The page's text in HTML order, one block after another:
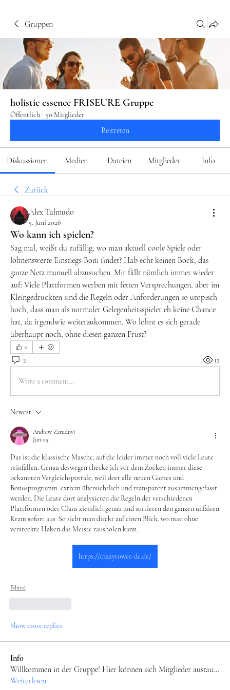
Gruppen
holistic essence FRISEURE Gruppe
Öffentlich · 50 Mitglieder
Beitreten
Diskussionen Medien Dateien Mitglieder Info
Zurück
Alex Talmudo
5. Juni 2026
Wo kann ich spielen?
Sag mal, weißt du zufällig, wo man aktuell coole Spiele oder
lohnenswerte Einstiegs-Boni findet? Hab echt keinen Bock, das
ganze Netz manuell abzusuchen. Mir fällt nämlich immer wieder
auf: Viele Plattformen werben mit fetten Versprechungen, aber im
Kleingedruckten sind die Regeln oder Anforderungen so utopisch
hoch, dass man als normaler Gelegenheitsspieler eh keine Chance
hat, da irgendwie weiterzukommen. Wo lohnt es sich gerade
überhaupt noch, ohne diesen ganzen Frust?
0
2 12
Write a comment...
Newest
Andrew Zarudnyi
Jun 05
Das ist die klassische Masche, auf die leider immer noch voll viele Leute
reinfallen. Genau deswegen checke ich vor dem Zocken immer diese
bekannten Vergleichsportale, weil dort alle neuen Games und
Bonusprogramm  extrem übersichtlich und transparent zusammengefasst
werden. Die Leute dort analysieren die Regeln der verschiedenen
Plattformen oder Clans ziemlich genau und sortieren den ganzen unfairen
Kram sofort aus. So sieht man direkt auf einen Blick, wo man ohne
versteckte Haken das Meiste rausholen kann.
https://crazytower-de.de/
Edited
Show more replies
Info
Willkommen in der Gruppe! Hier können sich Mitglieder austau...
Weiterlesen